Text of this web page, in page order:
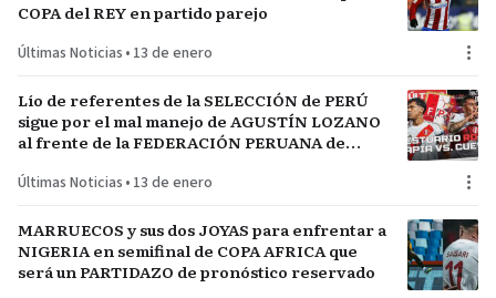
COPA del REY en partido parejo
Últimas Noticias • 13 de enero
Lío de referentes de la SELECCIÓN de PERÚ
sigue por el mal manejo de AGUSTÍN LOZANO
al frente de la FEDERACIÓN PERUANA de
Últimas Noticias • 13 de enero
MARRUECOS y sus dos JOYAS para enfrentar a
NIGERIA en semifinal de COPA AFRICA que
será un PARTIDAZO de pronóstico reservado